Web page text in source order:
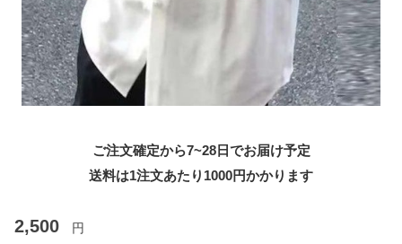
ご注文確定から7~28日でお届け予定
送料は1注文あたり 1000円かかります
2,500 円